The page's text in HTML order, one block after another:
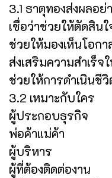
3.1 ธาตุทองส่งผลอย่
เชื่อว่าช่วยให้ตัดสิน
ช่วยให้มองเห็นโอก
ส่งเสริมความสำเร็จ
ช่วยให้การดำเนินชี
3.2 เหมาะกับใคร
ผู้ประกอบธุรกิจ
พ่อค้าแม่ค้า
ผู้บริหาร
ผู้ที่ต้องติดต่องาน